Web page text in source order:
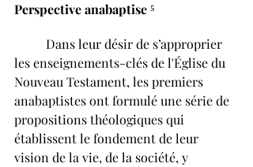
Perspective anabaptise ⁵
les enseignements-clés de l'Église du
Nouveau Testament, les premiers
anabaptistes ont formulé une série de
propositions théologiques qui
établissent le fondement de leur
vision de la vie, de la société, y